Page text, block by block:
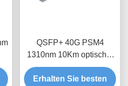
QSFP+ 40G PSM4
1310nm 10Km optischer
Empfängermodul
Erhalten Sie besten